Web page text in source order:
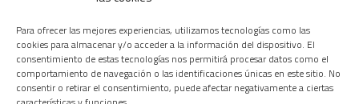
Para ofrecer las mejores experiencias, utilizamos tecnologías como las
cookies para almacenar y/o acceder a la información del dispositivo. El
consentimiento de estas tecnologías nos permitirá procesar datos como el
comportamiento de navegación o las identificaciones únicas en este sitio. No
consentir o retirar el consentimiento, puede afectar negativamente a ciertas
enfermedades
cardiovasculare
s
8 ABRIL, 2026
29 MAYO, 2026
Leer más
Healthineers
lanza nuevas
soluciones de
radiología